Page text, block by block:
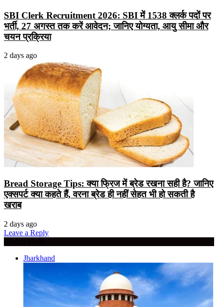
SBI Clerk Recruitment 2026: SBI में 1538 क्लर्क पदों पर
भर्ती, 27 अगस्त तक करें आवेदन; जानिए योग्यता, आयु सीमा और
चयन प्रक्रिया
2 days ago
Bread Storage Tips: क्या फ्रिज में ब्रेड रखना सही है? जानिए
एक्सपर्ट क्या कहते हैं, वरना ब्रेड ही नहीं सेहत भी हो सकती है
खराब
2 days ago
Leave a Reply
Jharkhand